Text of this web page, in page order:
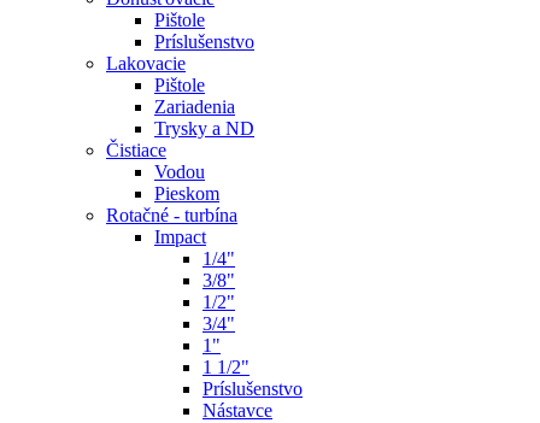
Pištole
Príslušenstvo
Lakovacie
Pištole
Zariadenia
Trysky a ND
Čistiace
Vodou
Pieskom
Rotačné - turbína
Impact
1/4"
3/8"
1/2"
3/4"
1"
1 1/2"
Príslušenstvo
Nástavce